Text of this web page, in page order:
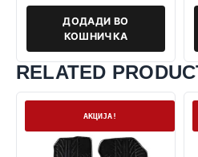
ДОДАДИ ВО
КОШНИЧКА
RELATED
АКЦИЈА!